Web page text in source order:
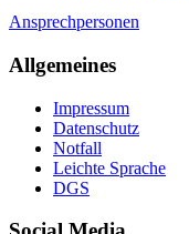
Ansprechpersonen
Allgemeines
Impressum
Datenschutz
Notfall
Leichte Sprache
DGS